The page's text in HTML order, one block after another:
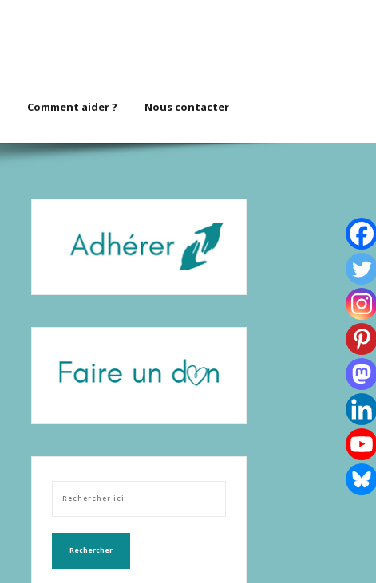
Comment aider ? Nous contacter